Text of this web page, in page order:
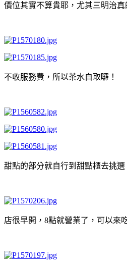
價位其實不算貴耶，尤其三明治真
不收服務費，所以茶水自取囉！
甜點的部分就自行到甜點櫃去挑選
店很早開，8點就營業了，可以來